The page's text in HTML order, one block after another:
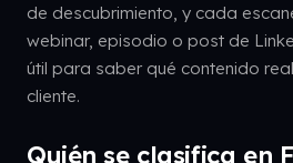
de descubrimiento, y cada
webinar, episodio o post de
útil para saber qué contenido
cliente.
Quién se clasifica en